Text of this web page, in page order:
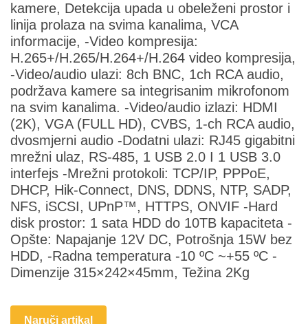
kamere, Detekcija upada u obeleženi prostor i
linija prolaza na svima kanalima, VCA
informacije, -Video kompresija:
H.265+/H.265/H.264+/H.264 video kompresija,
-Video/audio ulazi: 8ch BNC, 1ch RCA audio,
podržava kamere sa integrisanim mikrofonom
na svim kanalima. -Video/audio izlazi: HDMI
(2K), VGA (FULL HD), CVBS, 1-ch RCA audio,
dvosmjerni audio -Dodatni ulazi: RJ45 gigabitni
mrežni ulaz, RS-485, 1 USB 2.0 I 1 USB 3.0
interfejs -Mrežni protokoli: TCP/IP, PPPoE,
DHCP, Hik-Connect, DNS, DDNS, NTP, SADP,
NFS, iSCSI, UPnP™, HTTPS, ONVIF -Hard
disk prostor: 1 sata HDD do 10TB kapaciteta -
Opšte: Napajanje 12V DC, Potrošnja 15W bez
HDD, -Radna temperatura -10 ºC ~+55 ºC -
Dimenzije 315×242×45mm, Težina 2Kg
Naruči artikal